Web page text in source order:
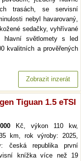
trasách, se servisní
nebyl havarovaný,
sedačky, vyhřívané
hlavní světlomety s led
kvalitních a prověřených
Zobrazit inzerát
Tiguan 1.5 eTSI
Kč, výkon 110 kw,
km, rok výroby: 2025,
česká republika první
knížka více než 19